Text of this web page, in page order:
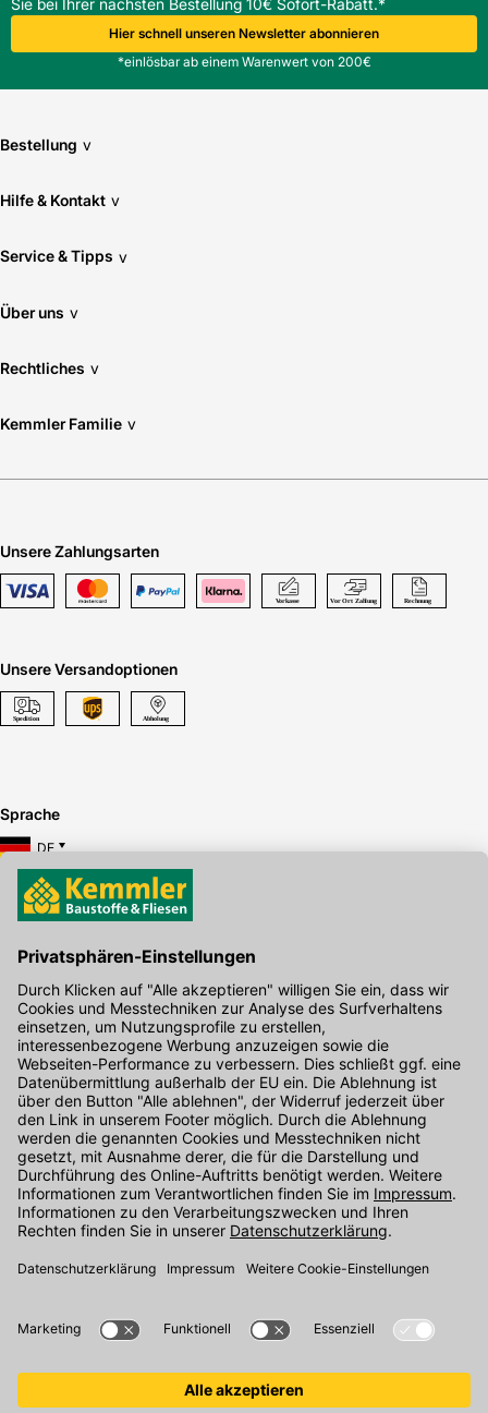
Sie bei Ihrer nächsten Bestellung 10€ Sofort-Rabatt.*
Hier schnell unseren Newsletter abonnieren
*einlösbar ab einem Warenwert von 200€
Bestellung v
Hilfe & Kontakt v
Service & Tipps v
Über uns v
Rechtliches v
Kemmler Familie v
Unsere Zahlungsarten
Unsere Versandoptionen
Sprache
DE
Hier gibt's die kostenlose App
Kontakt
Unser Onlineshop Team ist montags bis freitags von 08:00 - 17:00
Uhr unter der Telefonnummer07071 / 151-151für Sie erreichbar.
Alternativ können Sie unser Kontaktformular nutzen.
Den Kontakt direkt in unsere Niederlassungen finden Sie